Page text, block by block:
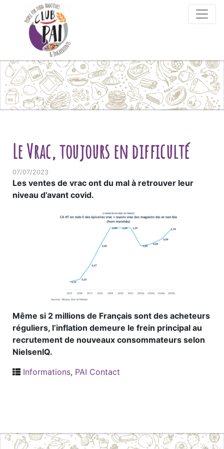
Skip to content
Le Vrac, toujours en difficulté
07/07/2023
Les ventes de vrac ont du mal à retrouver leur
niveau d’avant covid.
Même si 2 millions de Français sont des acheteurs
réguliers, l’inflation demeure le frein principal au
recrutement de nouveaux consommateurs selon
NielsenIQ.
Informations, PAI Contact